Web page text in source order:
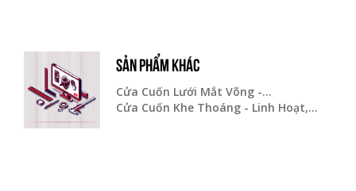
SẢN PHẨM KHÁC
Cửa Cuốn Lưới Mắt Võng -...
Cửa Cuốn Khe Thoáng - Linh Hoạt,...